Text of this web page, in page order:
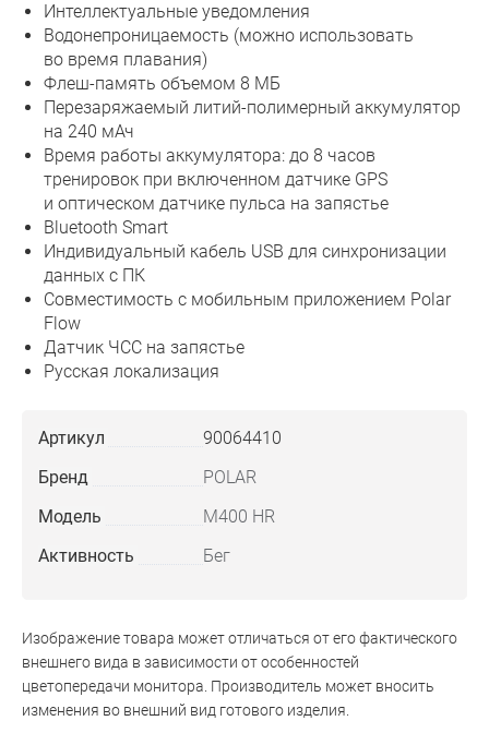
Интеллектуальные уведомления
Водонепроницаемость (можно использовать
во время плавания)
Флеш-память объемом 8 МБ
Перезаряжаемый литий-полимерный аккумулятор
на 240 мАч
Время работы аккумулятора: до 8 часов
тренировок при включенном датчике GPS
и оптическом датчике пульса на запястье
Bluetooth Smart
Индивидуальный кабель USB для синхронизации
данных с ПК
Совместимость с мобильным приложением Polar
Flow
Датчик ЧСС на запястье
Русская локализация
Артикул
90064410
Бренд
POLAR
Модель
M400 HR
Активность
Бег
Изображение товара может отличаться от его фактического
внешнего вида в зависимости от особенностей
цветопередачи монитора. Производитель может вносить
изменения во внешний вид готового изделия.